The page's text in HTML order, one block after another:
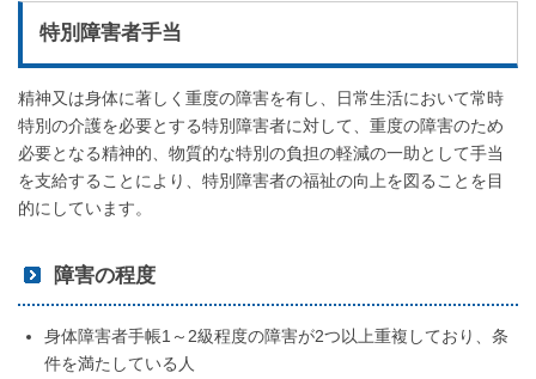
特別障害者手当
精神又は身体に著しく重度の障害を有し、日常生活において常時
特別の介護を必要とする特別障害者に対して、重度の障害のため
必要となる精神的、物質的な特別の負担の軽減の一助として手当
を支給することにより、特別障害者の福祉の向上を図ることを目
的にしています。
障害の程度
身体障害者手帳1～2級程度の障害が2つ以上重複しており、条
件を満たしている人